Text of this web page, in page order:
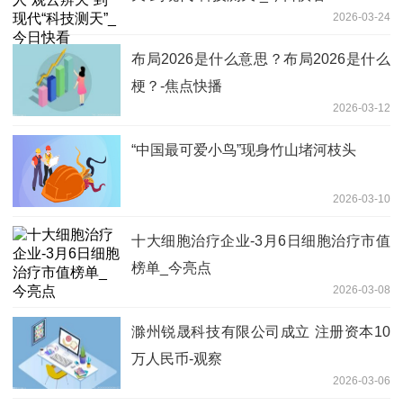
2026-03-24
布局2026是什么意思？布局2026是什么
梗？-焦点快播
2026-03-12
“中国最可爱小鸟”现身竹山堵河枝头
2026-03-10
十大细胞治疗企业-3月6日细胞治疗市值
榜单_今亮点
2026-03-08
滁州锐晟科技有限公司成立 注册资本10
万人民币-观察
2026-03-06